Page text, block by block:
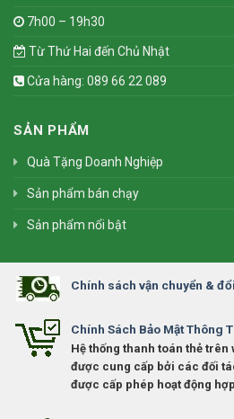
7h00 – 19h30
Từ Thứ Hai đến Chủ Nhật
Cửa hàng: 089 66 22 089
SẢN PHẨM
Quà Tặng Doanh Nghiệp
Sản phẩm bán chạy
Sản phẩm nổi bật
Chính sách vận chuyển &
Chính Sách Bảo Mật Thông
Hệ thống thanh toán thẻ trên
được cung cấp bởi các đối
được cấp phép hoạt động